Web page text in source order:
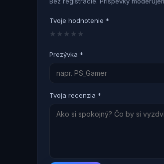
Tvoje hodnotenie *
★
★
★
★
★
Prezývka *
Tvoja recenzia *